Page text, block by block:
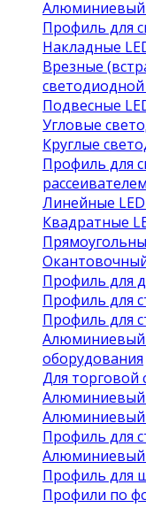
Алюминиевый
Профиль для
Накладные
Врезные
Подвесные
Угловые
Круглые
Профиль для
рассеивателем
Линейные
Квадратные
Профиль для
Профиль для
Профиль для
Алюминиевый
оборудования
Для торговой
Алюминиевый
Профиль для
Алюминиевый
Профиль для
Профили по